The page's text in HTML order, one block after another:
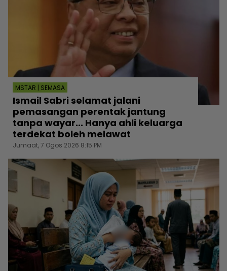
MSTAR | SEMASA
Ismail Sabri selamat jalani
pemasangan perentak jantung
tanpa wayar... Hanya ahli keluarga
terdekat boleh melawat
Jumaat, 7 Ogos 2026 8:15 PM